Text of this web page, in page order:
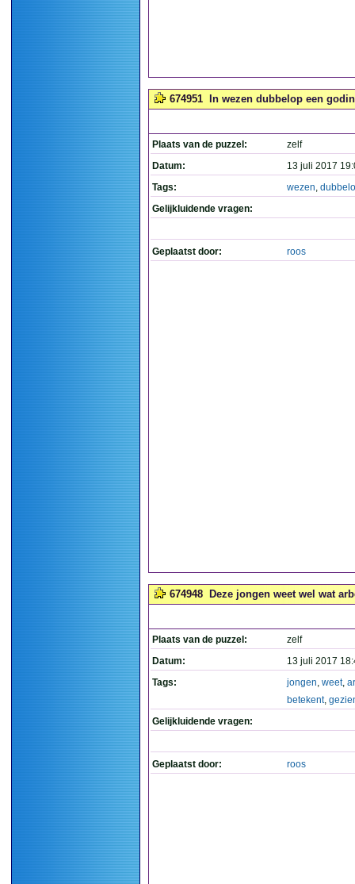
674951 In wezen dubbelop een
Plaats van de puzzel:
zelf
Datum:
13 juli 2017
Tags:
wezen,
Gelijkluidende vragen:
Geplaatst door: roos
674948 Deze jongen weet wel wat
Plaats van de puzzel:
zelf
Datum:
13 juli 2017
Tags:
jongen, weet,
betekent,
Gelijkluidende vragen:
Geplaatst door: roos